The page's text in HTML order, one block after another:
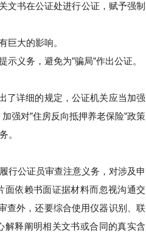
文书在公证处进行公证，赋予强制
巨大的影响。
义务，避免为”骗局”作出公证。
了详细的规定，公证机关应当加强
强对”住房反向抵押养老保险”政策
。
行公证员审查注意义务，对涉及申
依赖书面证据材料而忽视沟通交
查外，还要综合使用仪器识别、联
释阐明相关文书或合同的真实含